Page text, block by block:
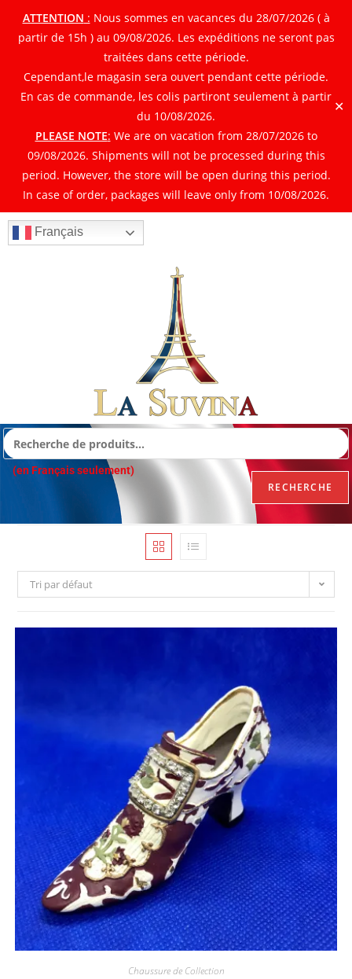
ATTENTION : Nous sommes en vacances du 28/07/2026 ( à
partir de 15h ) au 09/08/2026. Les expéditions ne seront pas
traitées dans cette période.
Cependant,le magasin sera ouvert pendant cette période.
En cas de commande, les colis partiront seulement à partir
du 10/08/2026.
PLEASE NOTE: We are on vacation from 28/07/2026 to
09/08/2026. Shipments will not be processed during this
period. However, the store will be open during this period.
In case of order, packages will leave only from 10/08/2026.
✕
Français
RECHERCHE
(en Français seulement)
Tri par défaut
Chaussure de Collection